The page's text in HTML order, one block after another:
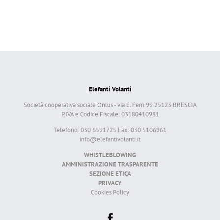
Elefanti Volanti
Società cooperativa sociale Onlus - via E. Ferri 99 25123 BRESCIA
P.IVA e Codice Fiscale: 03180410981
Telefono: 030 6591725 Fax: 030 5106961
info@elefantivolanti.it
WHISTLEBLOWING
AMMINISTRAZIONE TRASPARENTE
SEZIONE ETICA
PRIVACY
Cookies Policy